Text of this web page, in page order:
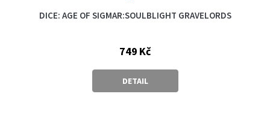
DICE: AGE OF SIGMAR:SOULBLIGHT GRAVELORDS
749 Kč
DETAIL